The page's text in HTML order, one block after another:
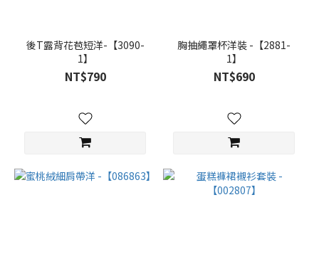
後T露背花苞短洋-【3090-
1】
NT$790
胸抽繩罩杯洋裝 -【2881-
1】
NT$690